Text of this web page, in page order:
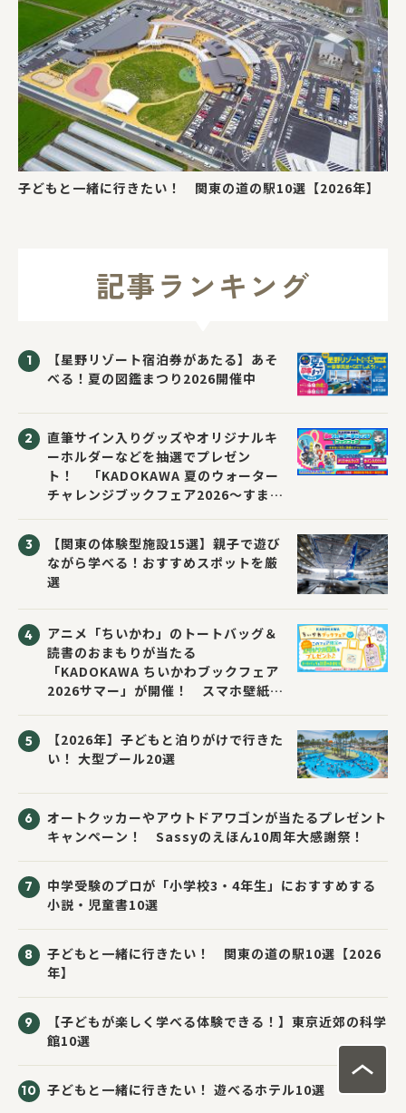
子どもと一緒に行きたい！ 関東の道の駅10選【2026年】
記事ランキング
【星野リゾート宿泊券があたる】あそ
べる！夏の図鑑まつり2026開催中
直筆サイン入りグッズやオリジナルキ
ーホルダーなどを抽選でプレゼン
ト！ 「KADOKAWA 夏のウォーター
チャレンジブックフェア2026～すまな
【関東の体験型施設15選】親子で遊び
ながら学べる！おすすめスポットを厳
選
アニメ「ちいかわ」のトートバッグ＆
読書のおまもりが当たる
「KADOKAWA ちいかわブックフェア
2026サマー」が開催！ スマホ壁紙は
【2026年】子どもと泊りがけで行きた
い！ 大型プール20選
オートクッカーやアウトドアワゴンが当たるプレゼント
キャンペーン！ Sassyのえほん10周年大感謝祭！
中学受験のプロが「小学校3・4年生」におすすめする
小説・児童書10選
子どもと一緒に行きたい！ 関東の道の駅10選【2026
年】
【子どもが楽しく学べる体験できる！】東京近郊の科学
館10選
子どもと一緒に行きたい！ 遊べるホテル10選